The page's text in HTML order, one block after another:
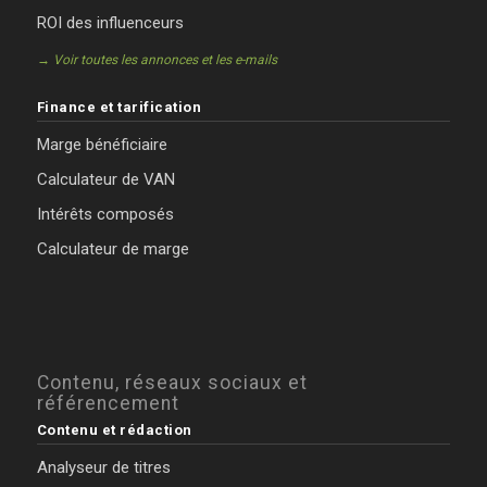
ROI des influenceurs
→ Voir toutes les annonces et les e-mails
Finance et tarification
Marge bénéficiaire
Calculateur de VAN
Intérêts composés
Calculateur de marge
Contenu, réseaux sociaux et
référencement
Contenu et rédaction
Analyseur de titres